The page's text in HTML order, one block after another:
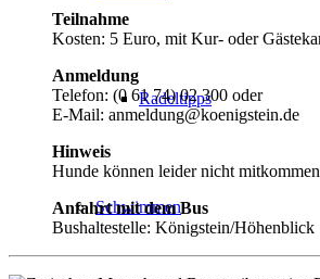
Radeltipps
Schwimmen
Teilnahme
Kosten: 5 Euro, mit Kur- oder
Anmeldung
Telefon: (0 61 74) 02 300 oder
E-Mail: anmeldung@koenigstein.de
Hinweis
Hunde können leider nicht
Anfahrt mit dem Bus
Bushaltestelle: Königstein/Höhenblick